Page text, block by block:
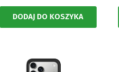
DODAJ DO KOSZYKA